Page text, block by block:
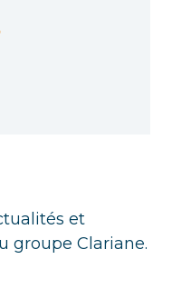
et
groupe Clariane.